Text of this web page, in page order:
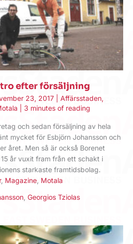
efter försäljning
23, 2017 Affärsstaden,
3 minutes of reading
och sedan försäljning av hela
mycket för Esbjörn Johansson och
året. Men så är också Borenet
år vuxit fram från ett schakt i
starkaste framtidsbolag.
, Magazine Motala
Georgios Tziolas